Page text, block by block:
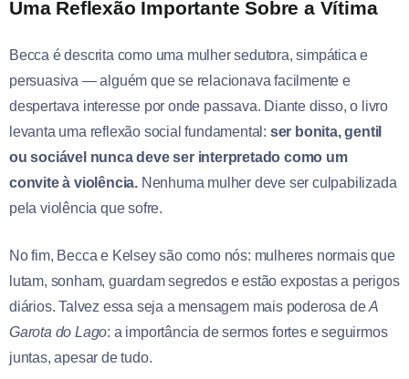
Uma Reflexão Importante Sobre a Vítima
Becca é descrita como uma mulher sedutora, simpática e
persuasiva — alguém que se relacionava facilmente e
despertava interesse por onde passava. Diante disso, o livro
levanta uma reflexão social fundamental: ser bonita, gentil
ou sociável nunca deve ser interpretado como um
convite à violência. Nenhuma mulher deve ser culpabilizada
pela violência que sofre.
No fim, Becca e Kelsey são como nós: mulheres normais que
lutam, sonham, guardam segredos e estão expostas a perigos
diários. Talvez essa seja a mensagem mais poderosa deA
Garota do Lago: a importância de sermos fortes e seguirmos
juntas, apesar de tudo.